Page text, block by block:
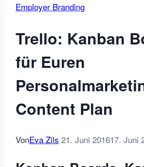
Employer Branding
Trello: Kanban
für Euren
Content Plan
VonEva Zils 21. Juni 201617. Juni